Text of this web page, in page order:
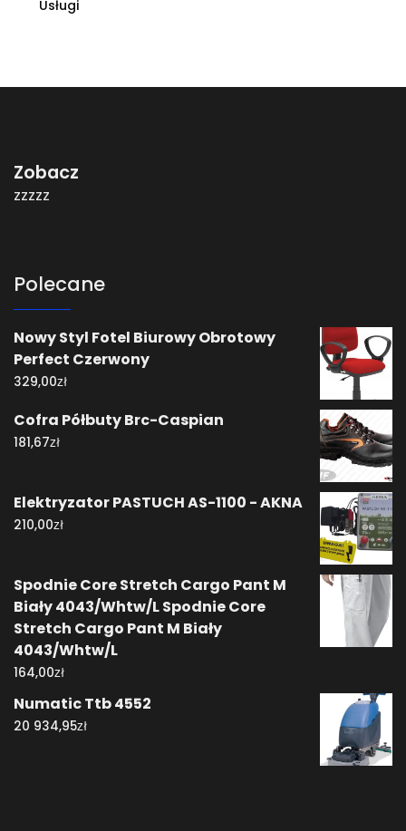
Usługi
Zobacz
zzzzz
Polecane
Nowy Styl Fotel Biurowy Obrotowy
Perfect Czerwony
329,00zł
Cofra Półbuty Brc-Caspian
181,67zł
Elektryzator PASTUCH AS-1100 - AKNA
210,00zł
Spodnie Core Stretch Cargo Pant M
Biały 4043/Whtw/L Spodnie Core
Stretch Cargo Pant M Biały
4043/Whtw/L
164,00zł
Numatic Ttb 4552
20 934,95zł